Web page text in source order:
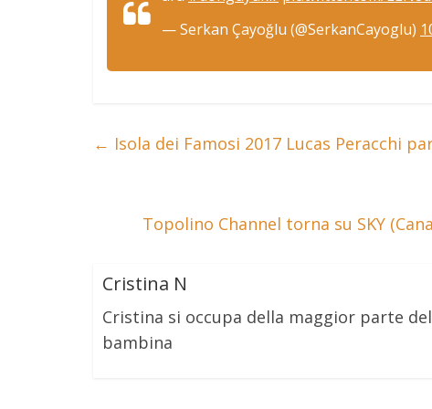
— Serkan Çayoğlu (@SerkanCayoglu)
← Isola dei Famosi 2017 Lucas Peracchi
Topolino Channel torna su SKY
Cristina N
Cristina si occupa della maggior parte
bambina